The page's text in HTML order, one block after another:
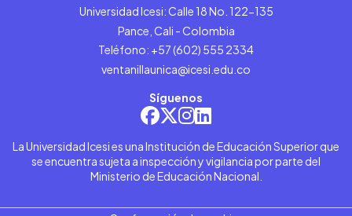
Universidad Icesi: Calle 18 No. 122-135
Pance, Cali - Colombia
Teléfono: +57 (602) 555 2334
ventanillaunica@icesi.edu.co
Síguenos
La Universidad Icesi es una Institución de Educación Superior que
se encuentra sujeta a inspección y vigilancia por parte del
Ministerio de Educación Nacional.